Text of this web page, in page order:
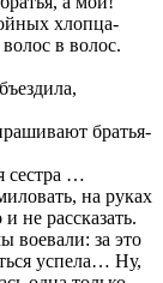
хлопца-
в волос.
братья-
сестра …
на руках
не рассказать.
за это
успела… Ну,